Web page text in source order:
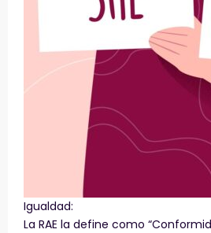
Igualdad:
La RAE la define como